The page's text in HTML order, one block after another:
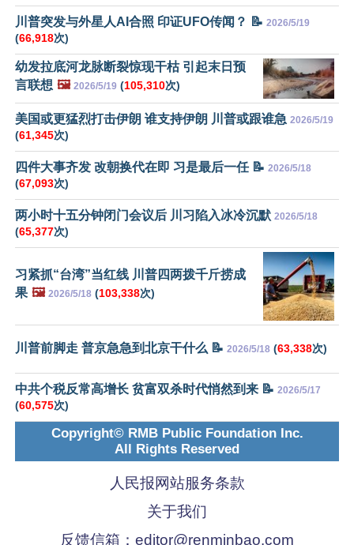
川普突发与外星人AI合照 印证UFO传闻？ 📝 2026/5/19
(66,918次)
幼发拉底河龙脉断裂惊现干枯 引起末日预
言联想 🖼️ 2026/5/19 (105,310次)
美国或更猛烈打击伊朗 谁支持伊朗 川普或跟谁急 2026/5/19
(61,345次)
四件大事齐发 改朝换代在即 习是最后一任 📝 2026/5/18
(67,093次)
两小时十五分钟闭门会议后 川习陷入冰冷沉默 2026/5/18
(65,377次)
习紧抓“台湾”当红线 川普四两拨千斤捞成
果 🖼️ 2026/5/18 (103,338次)
川普前脚走 普京急急到北京干什么 📝 2026/5/18 (63,338次)
中共个税反常高增长 贫富双杀时代悄然到来 📝 2026/5/17
(60,575次)
Copyright© RMB Public Foundation Inc.
All Rights Reserved
人民报网站服务条款
关于我们
反馈信箱： editor@renminbao.com